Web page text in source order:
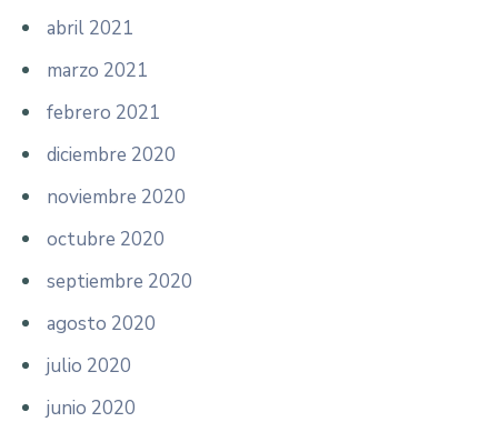
abril 2021
marzo 2021
febrero 2021
diciembre 2020
noviembre 2020
octubre 2020
septiembre 2020
agosto 2020
julio 2020
junio 2020